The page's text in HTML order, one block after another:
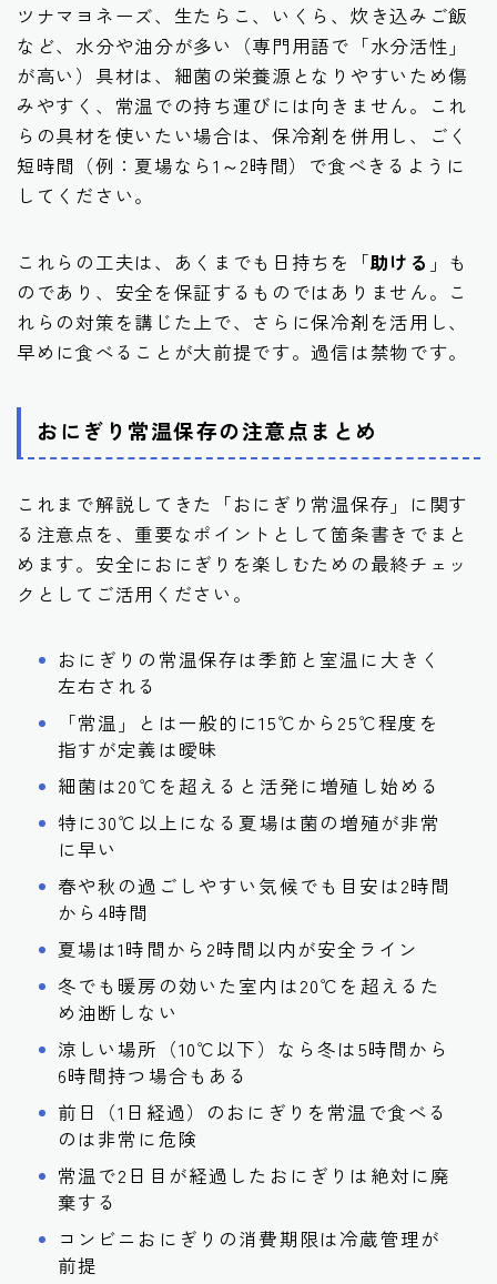
ツナマヨネーズ、生たらこ、いくら、炊き込みご飯
など、水分や油分が多い（専門用語で「水分活性」
が高い）具材は、細菌の栄養源となりやすいため傷
みやすく、常温での持ち運びには向きません。これ
らの具材を使いたい場合は、保冷剤を併用し、ごく
短時間（例：夏場なら1～2時間）で食べきるように
してください。
これらの工夫は、あくまでも日持ちを「助ける 」も
のであり、安全を保証するものではありません。こ
れらの対策を講じた上で、さらに保冷剤を活用し、
早めに食べることが大前提です。過信は禁物です。
おにぎり常温保存の注意点まとめ
これまで解説してきた「おにぎり常温保存」に関す
る注意点を、重要なポイントとして箇条書きでまと
めます。安全におにぎりを楽しむための最終チェッ
クとしてご活用ください。
おにぎりの常温保存は季節と室温に大きく
左右される
「常温」とは一般的に15℃から25℃程度を
指すが定義は曖昧
細菌は20℃を超えると活発に増殖し始める
特に30℃以上になる夏場は菌の増殖が非常
に早い
春や秋の過ごしやすい気候でも目安は2時間
から4時間
夏場は1時間から2時間以内が安全ライン
冬でも暖房の効いた室内は20℃を超えるた
め油断しない
涼しい場所（10℃以下）なら冬は5時間から
6時間持つ場合もある
前日（1日経過）のおにぎりを常温で食べる
のは非常に危険
常温で2日目が経過したおにぎりは絶対に廃
棄する
コンビニおにぎりの消費期限は冷蔵管理が
前提